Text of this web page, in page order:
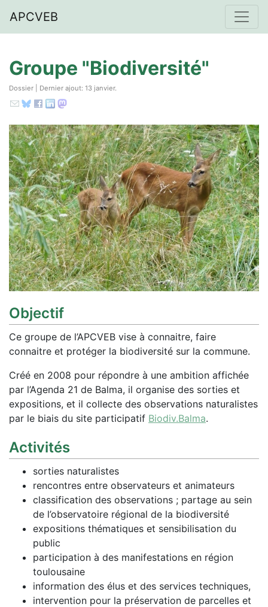
APCVEB
Groupe "Biodiversité"
Dossier | Dernier ajout: 13 janvier.
Objectif
Ce groupe de l’APCVEB vise à connaitre, faire
connaitre et protéger la biodiversité sur la commune.
Créé en 2008 pour répondre à une ambition affichée
par l’Agenda 21 de Balma, il organise des sorties et
expositions, et il collecte des observations naturalistes
par le biais du site participatif Biodiv.Balma.
Activités
sorties naturalistes
rencontres entre observateurs et animateurs
classification des observations ; partage au sein
de l’observatoire régional de la biodiversité
expositions thématiques et sensibilisation du
public
participation à des manifestations en région
toulousaine
information des élus et des services techniques,
intervention pour la préservation de parcelles et